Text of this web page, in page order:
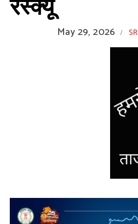
रेस्क्यू
May 29, 2026 /